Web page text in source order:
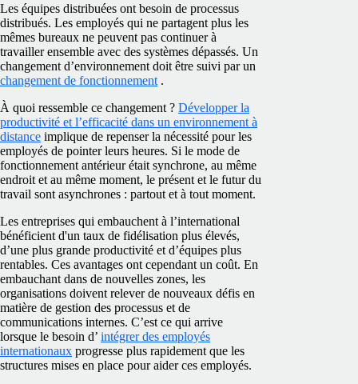
Les équipes distribuées ont besoin de processus
distribués. Les employés qui ne partagent plus les
mêmes bureaux ne peuvent pas continuer à
travailler ensemble avec des systèmes dépassés. Un
changement d’environnement doit être suivi par un
changement de fonctionnement .
À quoi ressemble ce changement ? Développer la
productivité et l’efficacité dans un environnement à
distance implique de repenser la nécessité pour les
employés de pointer leurs heures. Si le mode de
fonctionnement antérieur était synchrone, au même
endroit et au même moment, le présent et le futur du
travail sont asynchrones : partout et à tout moment.
Les entreprises qui embauchent à l’international
bénéficient d'un taux de fidélisation plus élevés,
d’une plus grande productivité et d’équipes plus
rentables. Ces avantages ont cependant un coût. En
embauchant dans de nouvelles zones, les
organisations doivent relever de nouveaux défis en
matière de gestion des processus et de
communications internes. C’est ce qui arrive
lorsque le besoin d’ intégrer des employés
internationaux progresse plus rapidement que les
structures mises en place pour aider ces employés.